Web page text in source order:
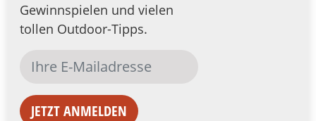
Gewinnspielen und vielen
tollen Outdoor-Tipps.
JETZT ANMELDEN